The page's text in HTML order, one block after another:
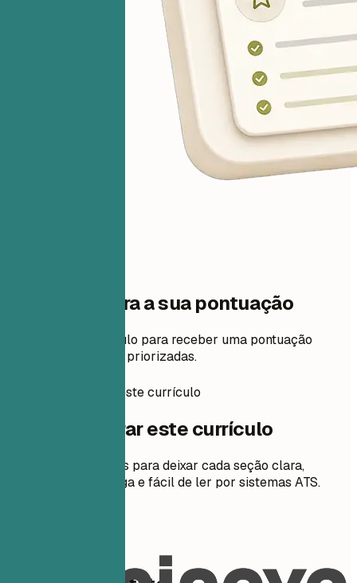
Um passo para a sua pontuação
Adicione seu currículo para receber uma pontuação
gratuita e correções priorizadas.
Como preparar este currículo
Como preparar este currículo
Orientações práticas para deixar cada seção clara,
relevante para a vaga e fácil de ler por sistemas ATS.